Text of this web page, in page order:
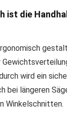
ist die
wird ein
bei längeren
Winkelschnitten.